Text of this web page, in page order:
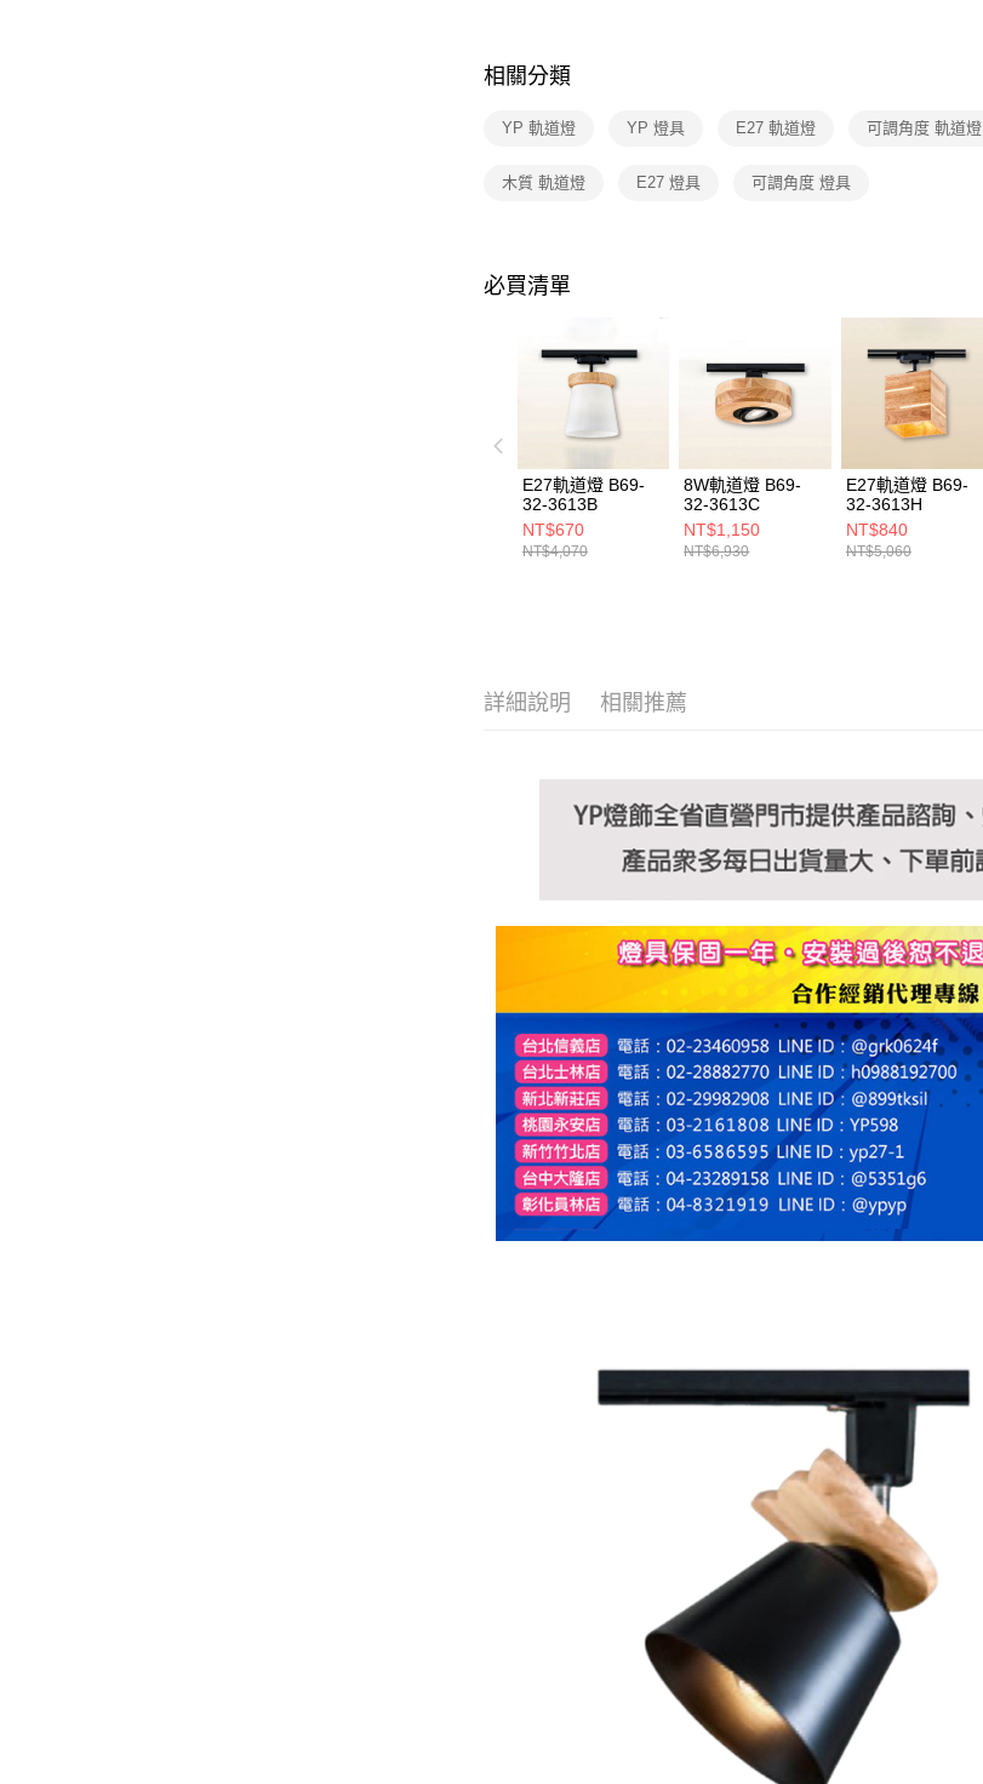
相關分類
YP 軌道燈 YP 燈具 E27 軌道燈 可調角度 軌道燈
木質 軌道燈 E27 燈具 可調角度 燈具
必買清單
E27軌道燈 B69-
32-3613B
NT$670
NT$4,070
8W軌道燈 B69-
32-3613C
NT$1,150
NT$6,930
E27軌道燈 B69-
32-3613H
NT$840
NT$5,060
詳細說明 相關推薦